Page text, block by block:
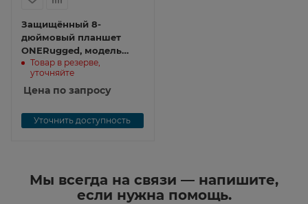
Защищённый 8-
дюймовый планшет
ONERugged, модель
M80T M80T
Товар в резерве,
уточняйте
Цена по запросу
Уточнить доступность
Мы всегда на связи — напишите,
если нужна помощь.